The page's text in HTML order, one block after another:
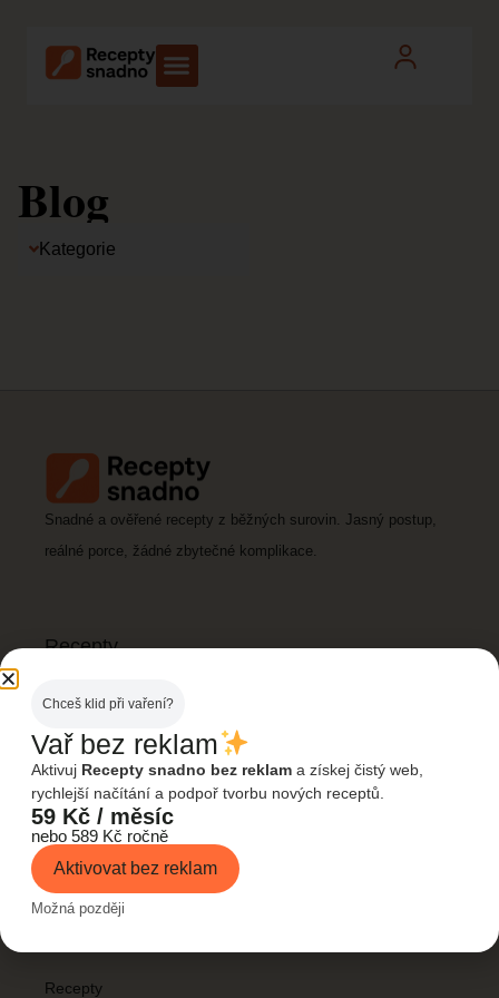
Blog
Kategorie
Snadné a ověřené recepty z běžných surovin. Jasný postup,
reálné porce, žádné zbytečné komplikace.
Recepty
Rychlé večeře
Levná jídla
Dezerty
Fitness & zdravé
Rychlé odkazy
Recepty
Chceš klid při vaření?
Vař bez reklam
Aktivuj Recepty snadno bez reklam a získej čistý web,
rychlejší načítání a podpoř tvorbu nových receptů.
59 Kč / měsíc
nebo 589 Kč ročně
Aktivovat bez reklam
Možná později